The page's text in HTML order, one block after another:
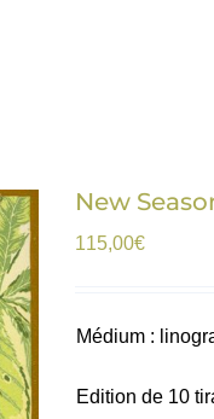
New
115,00€
Médium :
Edition de 10